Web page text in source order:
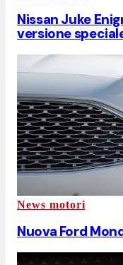
Nissan Juke
versione
News motori
Nuova Ford